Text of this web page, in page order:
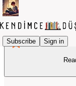
Subscribe Sign in